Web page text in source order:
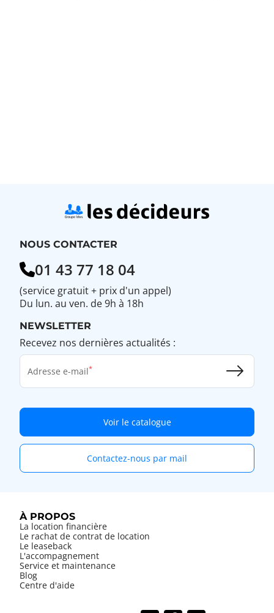
NOUS CONTACTER
01 43 77 18 04
(service gratuit + prix d'un appel)
Du lun. au ven. de 9h à 18h
NEWSLETTER
Recevez nos dernières actualités :
Adresse e-mail
Voir le catalogue
Contactez-nous par mail
À PROPOS
La location financière
Le rachat de contrat de location
Le leaseback
L'accompagnement
Service et maintenance
Blog
Centre d'aide